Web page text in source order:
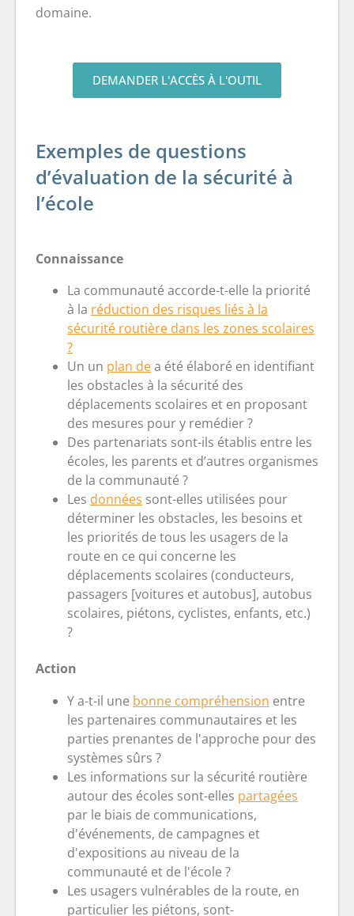
domaine.
DEMANDER L'ACCÈS À L'OUTIL
Exemples de questions
d’évaluation de la sécurité à
l’école
Connaissance
La communauté accorde-t-elle la priorité
à la réduction des risques liés à la
sécurité routière dans les zones scolaires
?
Un un plan dea été élaboré en identifiant
les obstacles à la sécurité des
déplacements scolaires et en proposant
des mesures pour y remédier ?
Des partenariats sont-ils établis entre les
écoles, les parents et d’autres organismes
de la communauté ?
Les données sont-elles utilisées pour
déterminer les obstacles, les besoins et
les priorités de tous les usagers de la
route en ce qui concerne les
déplacements scolaires (conducteurs,
passagers [voitures et autobus], autobus
scolaires, piétons, cyclistes, enfants, etc.)
?
Action
Y a-t-il une bonne compréhension entre
les partenaires communautaires et les
parties prenantes de l'approche pour des
systèmes sûrs ?
Les informations sur la sécurité routière
autour des écoles sont-elles partagées
par le biais de communications,
d'événements, de campagnes et
d'expositions au niveau de la
communauté et de l'école ?
Les usagers vulnérables de la route, en
particulier les piétons, sont-